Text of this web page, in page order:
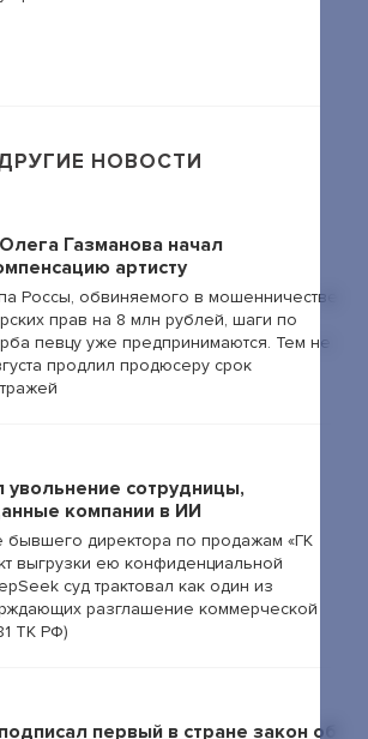
НОВОСТИ
Газманова начал
артисту
Россы, обвиняемого в мошенничестве
прав на 8 млн рублей, шаги по
певцу уже предпринимаются. Тем не
продлил продюсеру срок
сотрудницы,
компании в ИИ
бывшего директора по продажам «ГК
выгрузки ею конфиденциальной
суд трактовал как один из
разглашение коммерческой
ТК РФ)
первый в стране закон об